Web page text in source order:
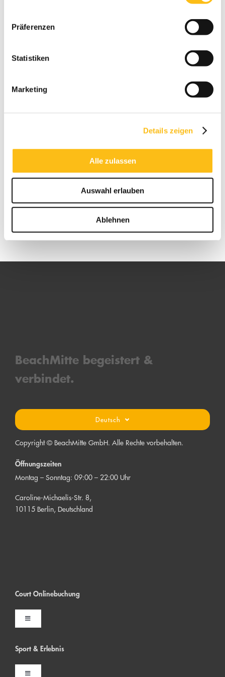
Präferenzen
Statistiken
Marketing
Details zeigen
Alle zulassen
Auswahl erlauben
Ablehnen
BeachMitte begeistert &
verbindet.
Deutsch
Copyright © BeachMitte GmbH. Alle Rechte vorbehalten.
Öffnungszeiten
Montag – Sonntag: 09:00 – 22:00 Uhr
Caroline-Michaelis-Str. 8,
10115 Berlin, Deutschland
Court Onlinebuchung
Toggle
Navigation
Indoor Court buchen
Sport & Erlebnis